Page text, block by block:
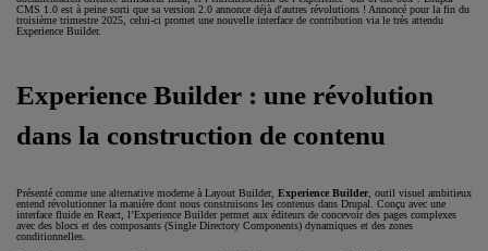
CMS 1.0 est à peine sorti que sa version 2.0 annonce déjà d'autres révolutions ! Annoncé pour la fin du
troisième trimestre 2025, celui-ci promet une nouvelle interface de contribution via le très attendu
Experience Builder.
Experience Builder : une révolution
dans la construction de contenu
Présenté comme une alternative moderne à Layout Builder, Experience Builder, outil visuel ambitieux
entend révolutionner la manière dont nous construisons les contenus dans Drupal. Conçu avec une
interface fluide en React, l’Experience Builder permet aux éditeurs de concevoir des pages complexes
avec des blocs et des composants (Single Directory Components) dynamiques et des zones
conditionnelles.